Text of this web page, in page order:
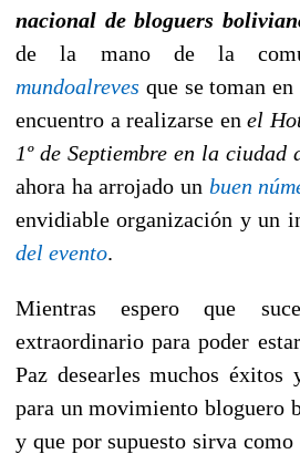
nacional de bloguers
de la mano de la
mundoalreves que se toman
encuentro a realizarse en el
1º de Septiembre en la ciudad
ahora ha arrojado un buen
envidiable organización y un
del evento.
Mientras espero que
extraordinario para poder
Paz desearles muchos éxitos
para un movimiento bloguero
y que por supuesto sirva